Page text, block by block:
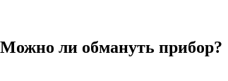
ли обмануть прибор?